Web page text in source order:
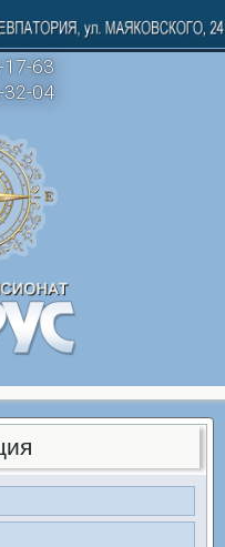
17-63
32-04